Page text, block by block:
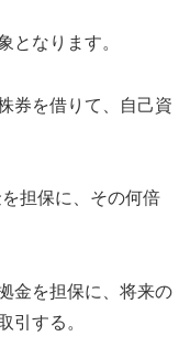
となります。
券を借りて、自己資
担保に、その何倍
金を担保に、将来の
引する。